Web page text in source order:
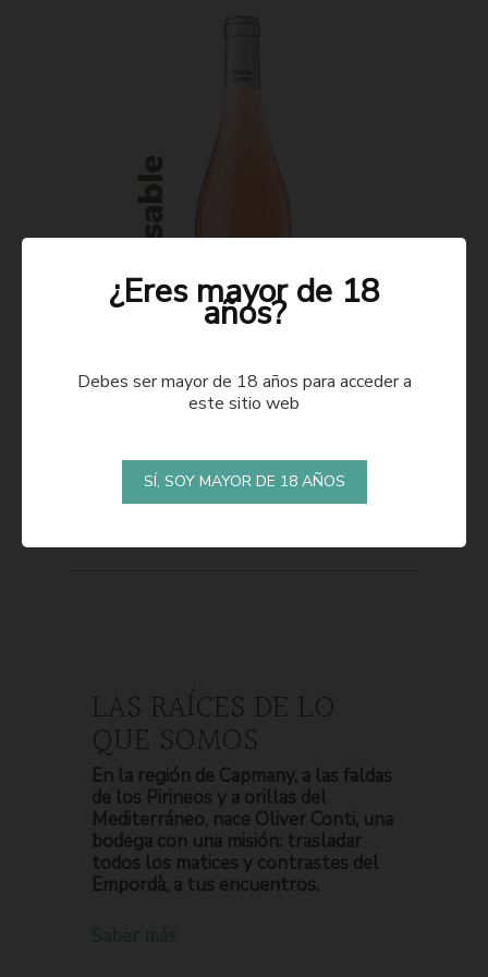
LAS RAÍCES DE LO
QUE SOMOS
En la región de Capmany, a las faldas
de los Pirineos y a orillas del
Mediterráneo, nace Oliver Conti, una
bodega con una misión: trasladar
todos los matices y contrastes del
Empordà, a tus encuentros.
¿Eres mayor de 18
años?
Debes ser mayor de 18 años para acceder a
este sitio web
SÍ, SOY MAYOR DE 18 AÑOS